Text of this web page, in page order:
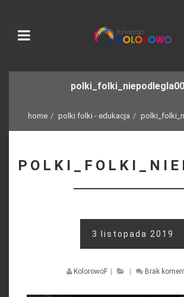
home polki folki - edukacja
3 listopada 2019
KolorowoF Brak